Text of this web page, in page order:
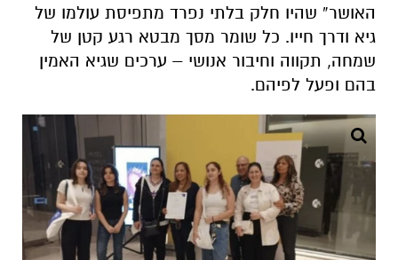
האושר” שהיו חלק בלתי נפרד מתפיסת עולמו של
גיא ודרך חייו. כל שומר מסך מבטא רגע קטן של
שמחה, תקווה וחיבור אנושי – ערכים שגיא האמין
בהם ופעל לפיהם.